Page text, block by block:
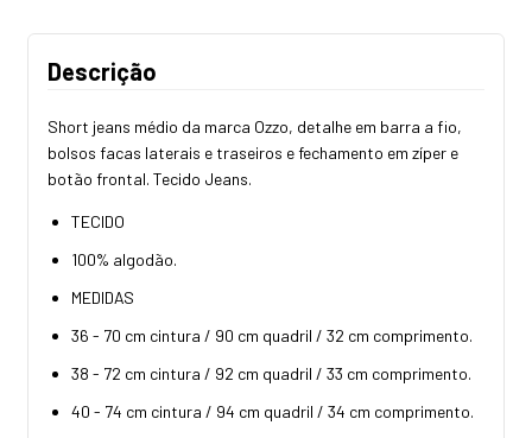
Descrição
Short jeans médio da marca Ozzo, detalhe em barra a fio,
bolsos facas laterais e traseiros e fechamento em zíper e
botão frontal. Tecido Jeans.
TECIDO
100% algodão.
MEDIDAS
36 - 70 cm cintura / 90 cm quadril / 32 cm comprimento.
38 - 72 cm cintura / 92 cm quadril / 33 cm comprimento.
40 - 74 cm cintura / 94 cm quadril / 34 cm comprimento.